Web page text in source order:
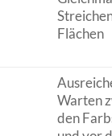
Flächen
Warten
den